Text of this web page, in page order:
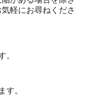
軽にお尋ねくださ
。
す。